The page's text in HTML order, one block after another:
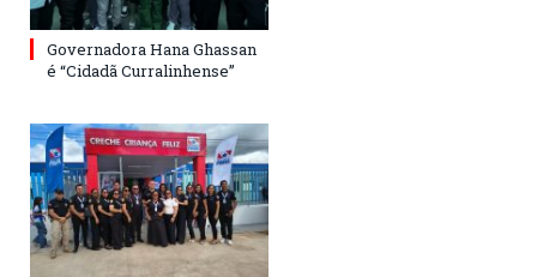
Governadora Hana Ghassan
é “Cidadã Curralinhense”